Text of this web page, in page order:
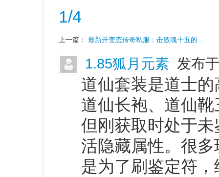
1/4
上一篇： 最新开变态传奇私服：击败魂十五的…
1.85狐月元素 发布
道仙套装是道士
道仙长袍、道仙
但刚获取时处于
活隐藏属性。很
是为了刷鉴定符